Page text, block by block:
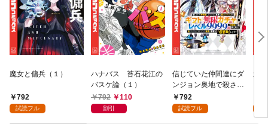
魔女と傭兵（１）
792
試読フル
ハナバス 苔石花江の
バスケ論（１）
792
110
割引
信じていた仲間達にダ
ンジョン奥地で殺され
かけたがギフト『無限
ガチャ』でレベル９９
792
試読フル
追
強
～